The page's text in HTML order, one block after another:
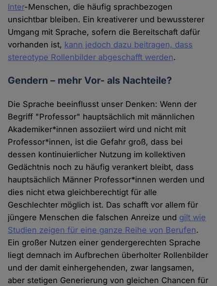
Inter-Menschen, die häufig sprachbezogen
unsichtbar bleiben. Ein kreativerer und bewussterer
Umgang mit Sprache, sofern die Bereitschaft dafür
vorhanden ist, kann jedoch dazu beitragen, dass
stereotype Rollenbilder abgeschafft werden.
Gendern – mehr Vor- als Nachteile?
Die Sprache beeinflusst unser Denken: Wenn der
Begriff "Professor" hauptsächlich mit männlichen
Akademiker*innen assoziiert wird und nicht mit
Professor*innen, ist die Gefahr groß, dass bei
dessen kontinuierlicher Nutzung im kollektiven
Gedächtnis noch zu häufig verankert bleibt, dass
hauptsächlich Männer Professor*innen werden und
dies nicht etwa gleichberechtigt für alle
Geschlechter möglich ist. Das schafft vor allem für
jüngere Menschen die falschen Anreize und gilt wie
Studien zeigen für eine ganze Reihe von Berufen.
Ein großer Nutzen einer gendergerechten Sprache
liegt demnach im Aufbrechen überholter Rollenbilder
und der damit einhergehenden, zwar langsamen,
aber stetigen Generierung von gleichen Chancen für